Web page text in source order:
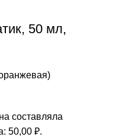
50 мл,
составляла
50,00 ₽.